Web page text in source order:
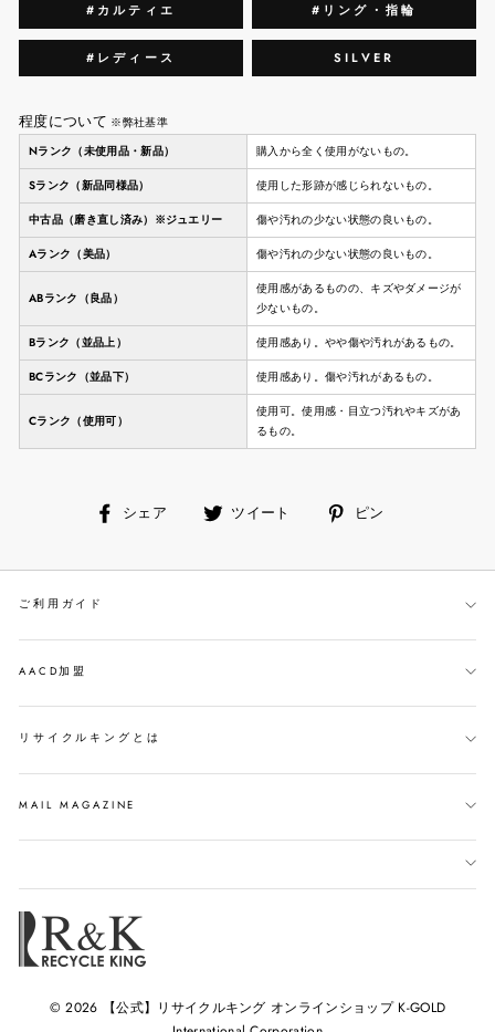
#カルティエ #リング・指輪
#レディース SILVER
程度について ※弊社基準
Nランク（未使用品・新品）
購入から全く使用がないもの。
Sランク（新品同様品） 使用した形跡が感じられないもの。
中古品（磨き直し済み）※ジュエリー 傷や汚れの少ない状態の良いもの。
Aランク（美品） 傷や汚れの少ない状態の良いもの。
ABランク（良品）
使用感があるものの、キズやダメージが
少ないもの。
Bランク（並品上） 使用感あり。やや傷や汚れがあるもの。
BCランク（並品下） 使用感あり。傷や汚れがあるもの。
Cランク（使用可）
使用可。使用感・目立つ汚れやキズがあ
るもの。
シェア
facebookツイート ピン
ご利用ガイド
AACD加盟
リサイクルキングとは
MAIL MAGAZINE
© 2026 【公式】リサイクルキング オンラインショップ K-GOLD